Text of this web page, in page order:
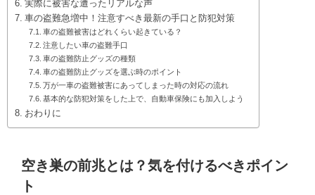
実際に被害な遭ったリアルな声
車の盗難急増中！注意すべき最新の手口と防犯対策
車の盗難被害はどれくらい起きている？
注意したい車の盗難手口
車の盗難防止グッズの種類
車の盗難防止グッズを選ぶ時のポイント
万が一車の盗難被害にあってしまった時の対応の流れ
基本的な防犯対策をした上で、自動車保険にも加入しよう
おわりに
空き巣の前兆とは？気を付けるべきポイン
ト